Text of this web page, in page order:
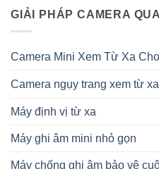
GIẢI PHÁP CAMERA
Camera Mini Xem Từ Xa
Camera ngụy trang xem từ xa
Máy định vị từ xa
Máy ghi âm mini nhỏ gọn
Máy chống ghi âm bảo vệ